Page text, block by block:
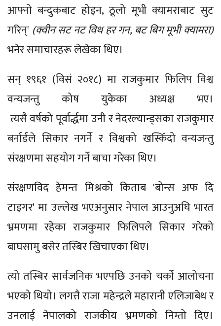
आफ्नो बन्दुकबाट होइन, ठूलो मूभी क्यामराबाट सुट
गरिन्' (क्वीन सट नट विथ हर गन, बट बिग मूभी क्यामरा)
भनेर समाचारहरू लेखेका थिए।
सन् १९६१ (विसं २०१८) मा राजकुमार फिलिप विश्व
वन्यजन्तु कोष युकेका अध्यक्ष भए।
त्यसै वर्षको पूर्वार्द्धमा उनी र नेदरल्यान्ड्सका राजकुमार
बर्नार्डले सिकार नगर्ने र विश्वको खस्किँदो वन्यजन्तु
संरक्षणमा सहयोग गर्ने बाचा गरेका थिए।
संरक्षणविद हेमन्त मिश्रको किताब 'बोन्स अफ दि
टाइगर' मा उल्लेख भएअनुसार नेपाल आउनुअघि भारत
भ्रमणमा रहेका राजकुमार फिलिपले सिकार गरेको
बाघसामु बसेर तस्बिर खिचाएका थिए।
त्यो तस्बिर सार्वजनिक भएपछि उनको चर्को आलोचना
भएको थियो। लगत्तै राजा महेन्द्रले महारानी एलिजाबेथ र
उनलाई नेपालको राजकीय भ्रमणको निम्तो दिए।